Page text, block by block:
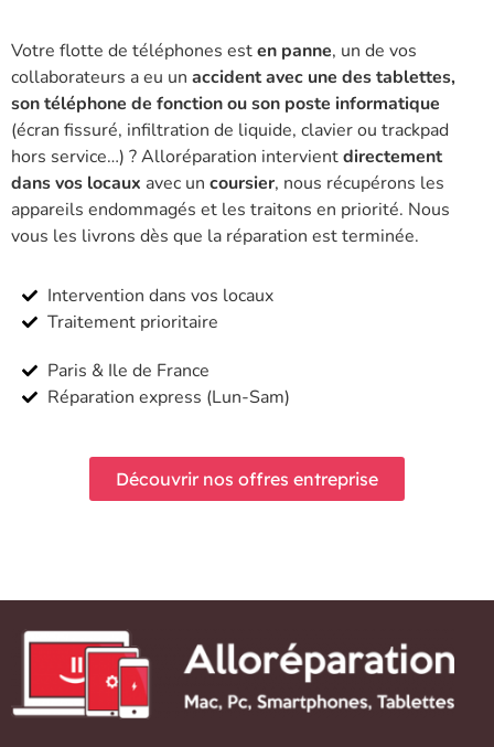
Votre flotte de téléphones esten panne, un de vos
collaborateurs a eu un accident avec une des tablettes,
son téléphone de fonction ou son poste informatique
(écran fissuré, infiltration de liquide, clavier ou trackpad
hors service…) ? Alloréparation intervientdirectement
dans vos locaux avec un coursier, nous récupérons les
appareils endommagés et les traitons en priorité. Nous
vous les livrons dès que la réparation est terminée.
Intervention dans vos locaux
Traitement prioritaire
Paris & Ile de France
Réparation express (Lun-Sam)
Découvrir nos offres entreprise